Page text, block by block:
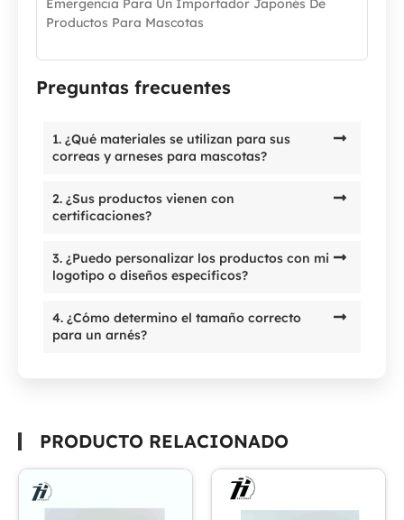
Emergencia Para Un Importador Japonés De
Productos Para Mascotas
Preguntas frecuentes
1. ¿Qué materiales se utilizan para sus
correas y arneses para mascotas?
2. ¿Sus productos vienen con
certificaciones?
3. ¿Puedo personalizar los productos con mi
logotipo o diseños específicos?
4. ¿Cómo determino el tamaño correcto
para un arnés?
PRODUCTO RELACIONADO